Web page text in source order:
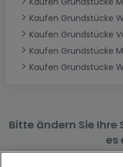
Kaufen Grundstücke
Kaufen Grundstücke
Kaufen Grundstücke
Kaufen Grundstücke
Bitte ändern Sie Ihre
es